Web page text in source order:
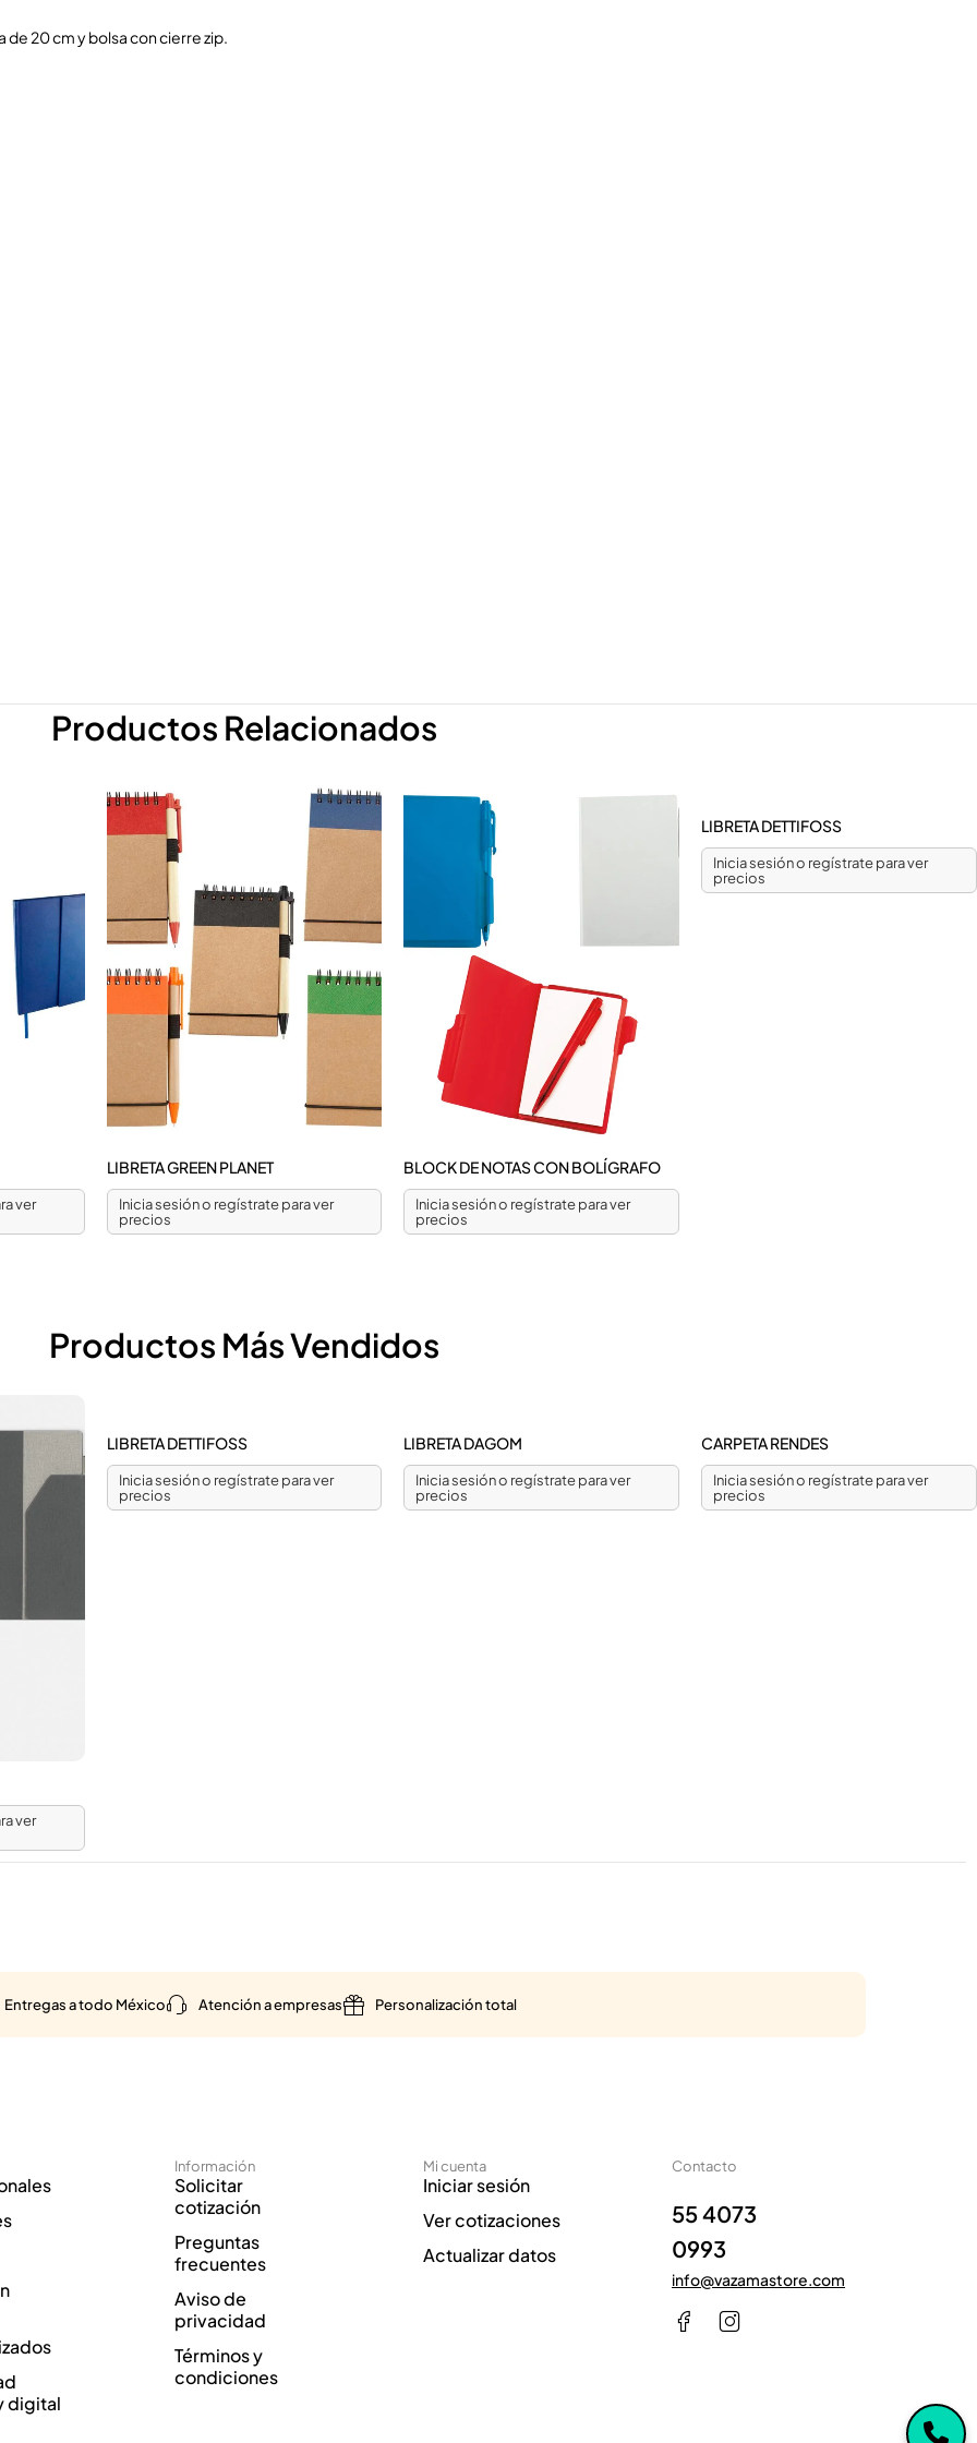
20 cm y bolsa con cierre zip.
Productos Relacionados
ver
LIBRETA GREEN PLANET
Inicia sesión o regístrate para ver
precios
BLOCK DE NOTAS CON BOLÍGRAFO
Inicia sesión o regístrate para ver
precios
LIBRETA DETTIFOSS
Inicia sesión o regístrate para ver
precios
Productos Más Vendidos
ver
LIBRETA DETTIFOSS
Inicia sesión o regístrate para ver
precios
LIBRETA DAGOM
Inicia sesión o regístrate para ver
precios
CARPETA RENDES
Inicia sesión o regístrate para ver
precios
Entregas a todo México Atención a empresas Personalización total
digital
Información
Solicitar
cotización
Preguntas
frecuentes
Aviso de
privacidad
Términos y
condiciones
Mi cuenta
Iniciar sesión
Ver cotizaciones
Actualizar datos
Contacto
55 4073
0993
info@vazamastore.com